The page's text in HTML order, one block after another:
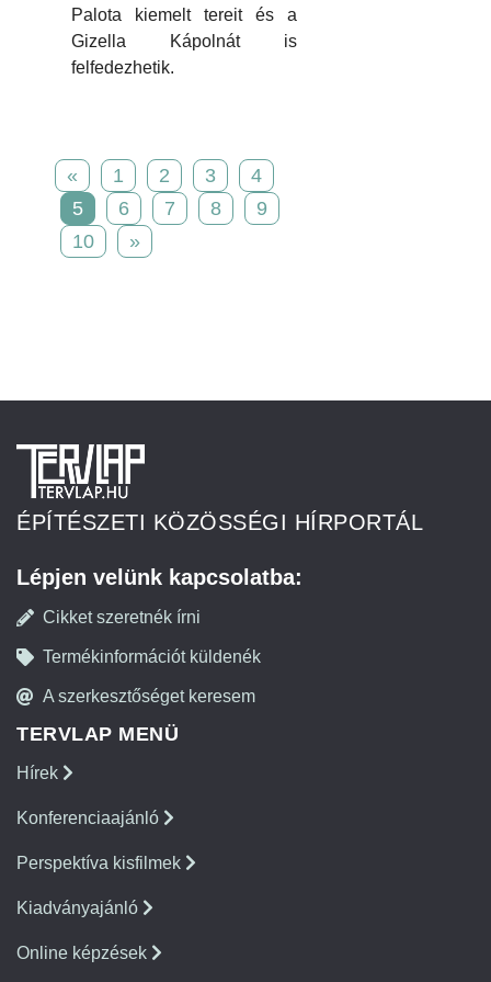
Palota kiemelt tereit és a
Gizella Kápolnát is
felfedezhetik.
« 1 2 3
4
5
6 7 8
9
10
»
ÉPÍTÉSZETI KÖZÖSSÉGI HÍRPORTÁL
Lépjen velünk kapcsolatba:
Cikket szeretnék írni
Termékinformációt küldenék
A szerkesztőséget keresem
TERVLAP MENÜ
Hírek
Konferenciaajánló
Perspektíva kisfilmek
Kiadványajánló
Online képzések